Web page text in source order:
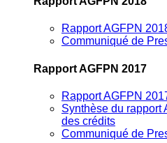
Rapport AGFPN
Communiqué de
Rapport AGFPN 2017
Rapport AGFPN
Synthèse du rapport
des crédits
Communiqué de